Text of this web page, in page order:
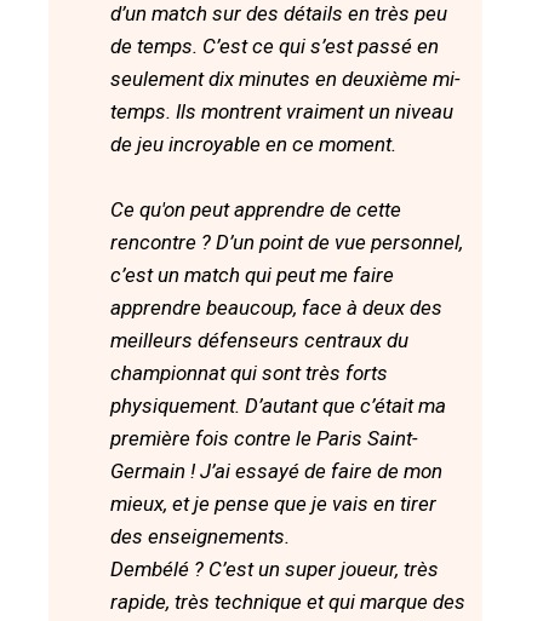
d’un match sur des détails en très peu
de temps. C’est ce qui s’est passé en
seulement dix minutes en deuxième mi-
temps. Ils montrent vraiment un niveau
de jeu incroyable en ce moment.
Ce qu'on peut apprendre de cette
rencontre ? D’un point de vue personnel,
c’est un match qui peut me faire
apprendre beaucoup, face à deux des
meilleurs défenseurs centraux du
championnat qui sont très forts
physiquement. D’autant que c’était ma
première fois contre le Paris Saint-
Germain ! J’ai essayé de faire de mon
mieux, et je pense que je vais en tirer
des enseignements.
Dembélé ? C’est un super joueur, très
rapide, très technique et qui marque des